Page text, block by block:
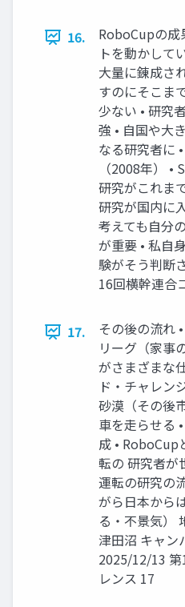
16.
RoboCupの成
トを動かして
大量に錬成さ
すのにそこま
少ない • 研究
強 • 自国や大
なる研究者に
（2008年） •
研究がこれま
研究が国内に
考えても自分
が重要 • 私自
験がそう判断
16回横幹連合
17.
その後の流れ
リーグ（家事
がさまざまな
ド・チャレン
砂漠（その後
車を走らせる
成 • RoboCup
転の 研究者が
運転の研究の
がら日本から
る・不景気）
津田沼 キャン
2025/12/13
レンス 17